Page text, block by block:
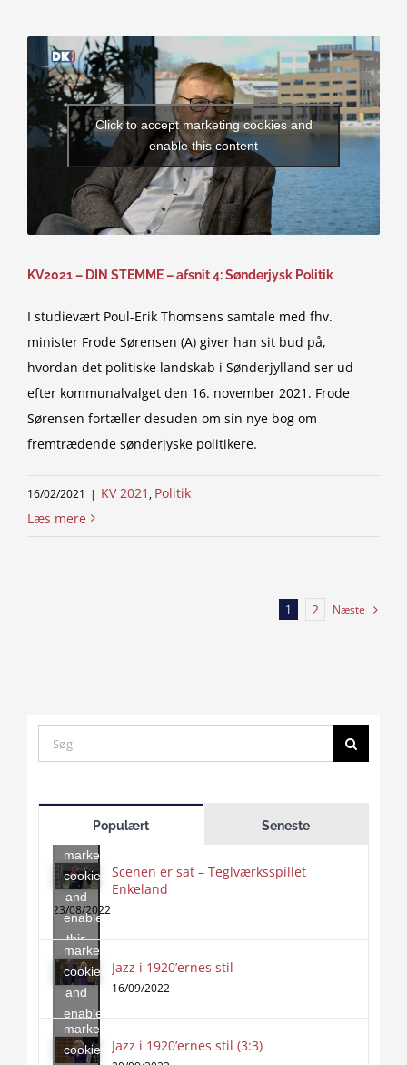
Click to accept marketing cookies and
enable this content
KV2021 – DIN STEMME – afsnit 4: Sønderjysk Politik
I studievært Poul-Erik Thomsens samtale med fhv.
minister Frode Sørensen (A) giver han sit bud på,
hvordan det politiske landskab i Sønderjylland ser ud
efter kommunalvalget den 16. november 2021. Frode
Sørensen fortæller desuden om sin nye bog om
fremtrædende sønderjyske politikere.
16/02/2021 | KV 2021 , Politik
Læs mere
1 2 Næste
Search
for:
Populært Seneste
accept
marketing
cookies
and
enable
this
content
Scenen er sat – Teglværksspillet
Enkeland
23/08/2022
Click
to
marketing
cookies
and
enable
this
content
Jazz i 1920’ernes stil
16/09/2022
Click
to
accept
marketing
cookies
Jazz i 1920’ernes stil (3:3)